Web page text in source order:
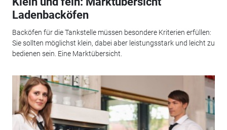
Ladenbacköfen
Backöfen für die Tankstelle müssen besondere Kriterien erfüllen:
Sie sollten möglichst klein, dabei aber leistungsstark und leicht zu
bedienen sein. Eine Marktübersicht.